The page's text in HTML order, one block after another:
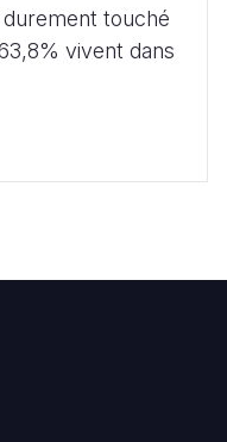
touché
vivent dans